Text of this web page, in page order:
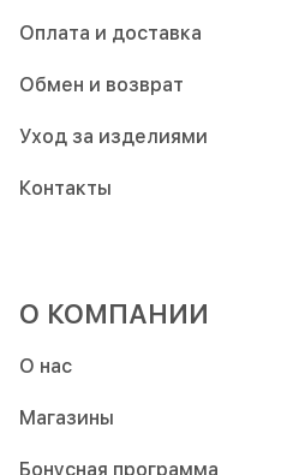
Оплата и доставка
Обмен и возврат
Уход за изделиями
Контакты
О КОМПАНИИ
О нас
Магазины
Бонусная программа